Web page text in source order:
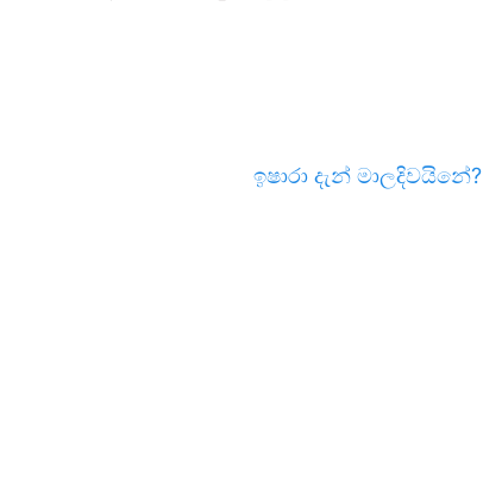
ඉෂාරා දැන් මාලදිවයිනේ?